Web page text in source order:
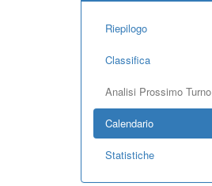
Riepilogo
Classifica
Analisi Prossimo Turno
Calendario
Statistiche